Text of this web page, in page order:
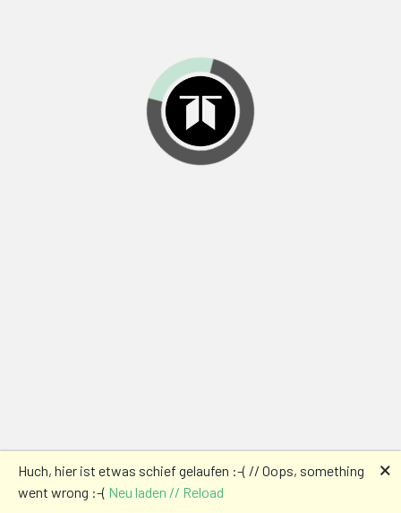
Huch, hier ist etwas schief gelaufen :-( // Oops, something
went wrong :-( Neu laden // Reload
🗙